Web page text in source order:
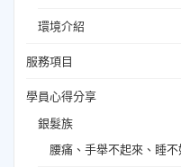
環境介紹
服務項目
學員心得分享
銀髮族
腰痛、手舉不起來、睡